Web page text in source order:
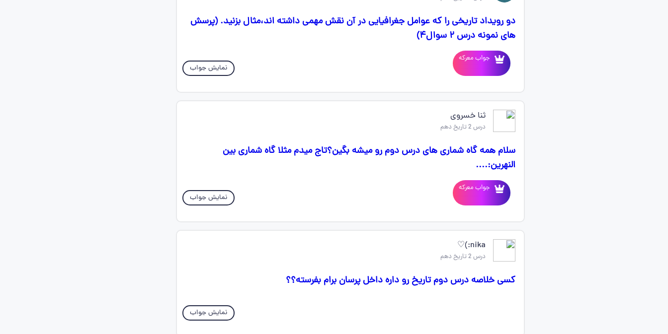
دو رویداد تاریخی را که عوامل جغرافیایی در آن نقش مهمی داشته اند،مثال بزنید. (پرسش
های نمونه درس ۲ سوال۴)
جواب معرکه
نمایش جواب
ثنا خسروی
درس 2 تاریخ دهم
سلام همه گاه شماری های درس دوم رو میشه بگین؟تاج میدم مثلا گاه شماری بین
النهرین:....
جواب معرکه
نمایش جواب
nika:)♡
درس 2 تاریخ دهم
کسی خلاصه درس دوم تاریخ رو داره داخل پرسان برام بفرسته؟؟
نمایش جواب